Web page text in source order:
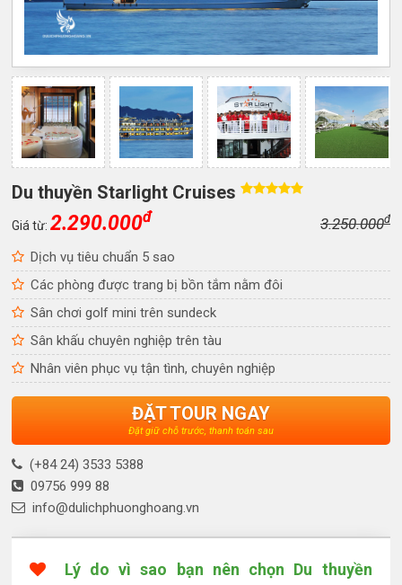
Du thuyền Starlight Cruises
Giá từ:2.290.000đ 3.250.000đ
Dịch vụ tiêu chuẩn 5 sao
Các phòng được trang bị bồn tắm nằm đôi
Sân chơi golf mini trên sundeck
Sân khấu chuyên nghiệp trên tàu
Nhân viên phục vụ tận tình, chuyên nghiệp
ĐẶT TOUR NGAY
Đặt giữ chỗ trước, thanh toán sau
(+84 24) 3533 5388
09756 999 88
info@dulichphuonghoang.vn
Lý do vì sao bạn nên chọn Du thuyền